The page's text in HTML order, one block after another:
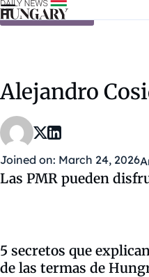
Skip to content
Alejandro
Joined on: March 24, 2026
Las PMR pueden
5 secretos que
de las termas de